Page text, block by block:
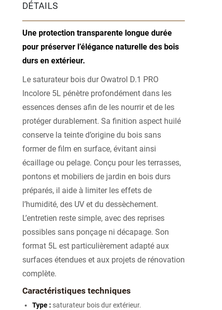
DÉTAILS
Une protection transparente longue durée
pour préserver l’élégance naturelle des bois
durs en extérieur.
Le saturateur bois dur Owatrol D.1 PRO
Incolore 5L pénètre profondément dans les
essences denses afin de les nourrir et de les
protéger durablement. Sa finition aspect huilé
conserve la teinte d’origine du bois sans
former de film en surface, évitant ainsi
écaillage ou pelage. Conçu pour les terrasses,
pontons et mobiliers de jardin en bois durs
préparés, il aide à limiter les effets de
l’humidité, des UV et du dessèchement.
L’entretien reste simple, avec des reprises
possibles sans ponçage ni décapage. Son
format 5L est particulièrement adapté aux
surfaces étendues et aux projets de rénovation
complète.
Caractéristiques techniques
Type : saturateur bois dur extérieur.